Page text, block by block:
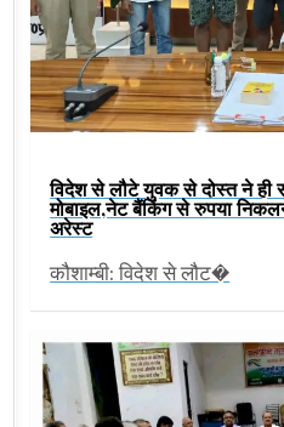
विदेश से लौटे युवक से दोस्त ने ही
मोबाइल,नेट बैंकिंग से रुपया
अरेस्ट
कौशाम्बी: विदेश से लौट�